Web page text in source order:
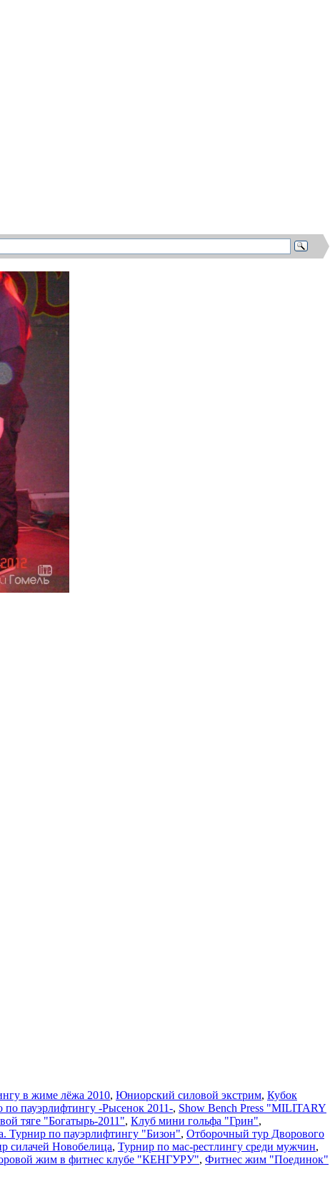
в жиме лёжа 2010, Юниорский силовой экстрим, Кубок
по пауэрлифтингу -Рысенок 2011-, Show Bench Press "MILITARY
тяге "Богатырь-2011", Клуб мини гольфа "Грин",
Турнир по пауэрлифтингу "Бизон", Отборочный тур Дворового
силачей Новобелица, Турнир по мас-рестлингу среди мужчин,
жим в фитнес клубе "КЕНГУРУ", Фитнес жим "Поединок"